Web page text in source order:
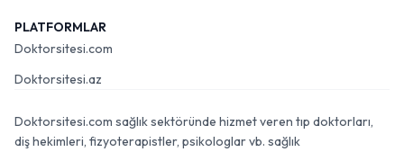
PLATFORMLAR
Doktorsitesi.com
Doktorsitesi.az
Doktorsitesi.com sağlık sektöründe hizmet veren tıp doktorları,
diş hekimleri, fizyoterapistler, psikologlar vb. sağlık